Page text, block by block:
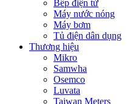
Bếp điện từ
Máy nước nóng
Máy bơm
Tủ điện dân dụng
Thương hiệu
Mikro
Samwha
Osemco
Luvata
Taiwan Meters